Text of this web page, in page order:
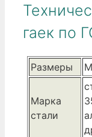
гаек по
Размеры
Марка
стали